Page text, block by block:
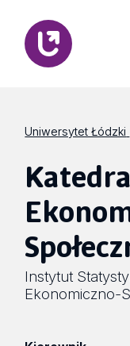
Uniwersytet Łódzki
Instytut
Ekonomiczno-